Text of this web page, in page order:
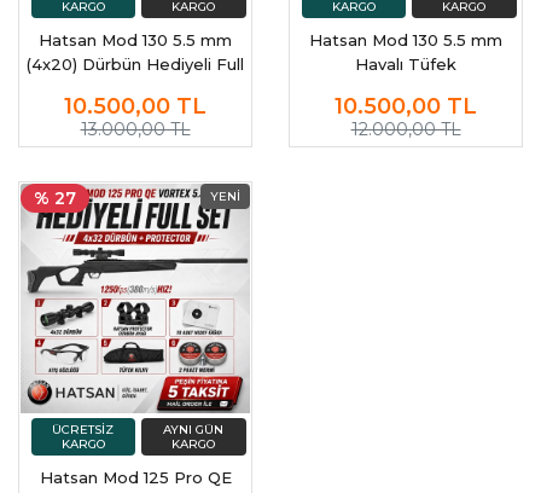
Hatsan Mod 130 5.5 mm
(4x20) Dürbün Hediyeli Full
10.500,00 TL
13.000,00 TL
Hatsan Mod 130 5.5 mm
Havalı Tüfek
10.500,00 TL
12.000,00 TL
% 27
Hatsan Mod 125 Pro QE